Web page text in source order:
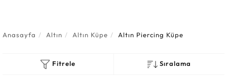
Anasayfa Altın Altın Küpe Altın Piercing Küpe
Fitrele Sıralama